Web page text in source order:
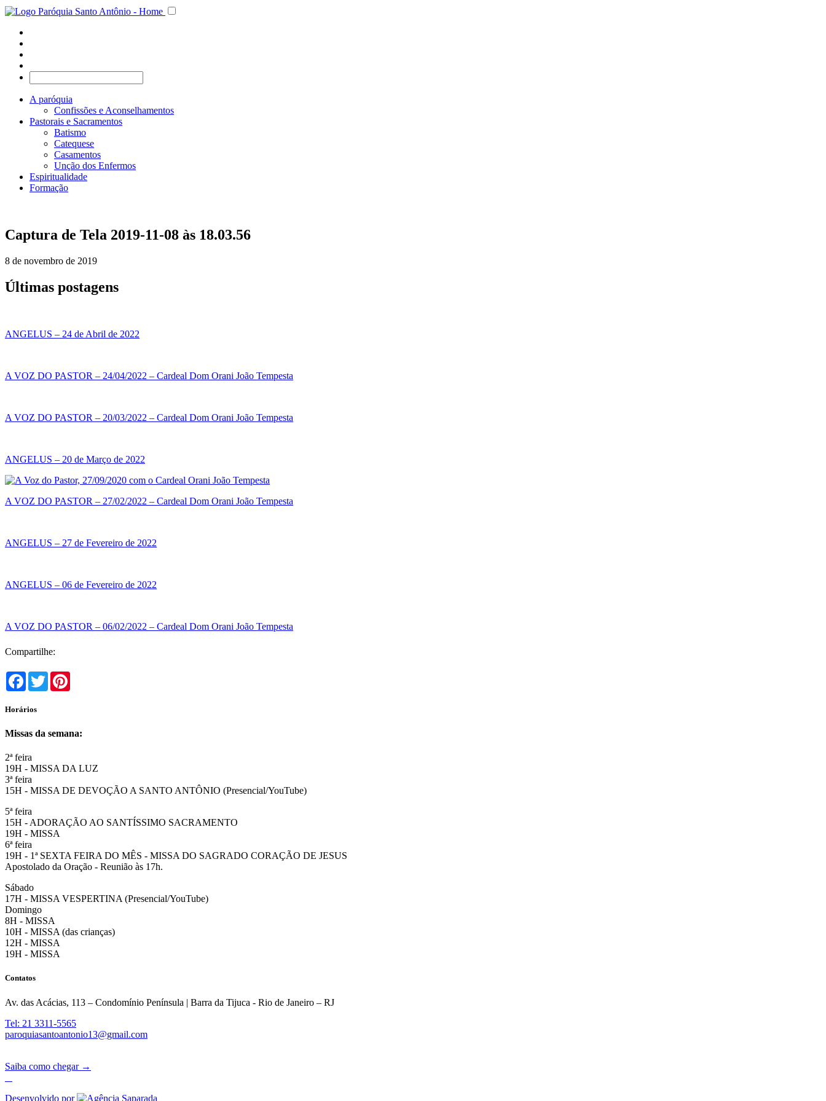
A paróquia
Confissões e Aconselhamentos
Pastorais e Sacramentos
Batismo
Catequese
Casamentos
Unção dos Enfermos
Espiritualidade
Formação
Captura de Tela 2019-11-08 às 18.03.56
8 de novembro de 2019
Últimas postagens
ANGELUS – 24 de Abril de 2022
A VOZ DO PASTOR – 24/04/2022 – Cardeal Dom Orani João Tempesta
A VOZ DO PASTOR – 20/03/2022 – Cardeal Dom Orani João Tempesta
ANGELUS – 20 de Março de 2022
A VOZ DO PASTOR – 27/02/2022 – Cardeal Dom Orani João Tempesta
ANGELUS – 27 de Fevereiro de 2022
ANGELUS – 06 de Fevereiro de 2022
A VOZ DO PASTOR – 06/02/2022 – Cardeal Dom Orani João Tempesta
Compartilhe:
Facebook
Twitter
Horários
Missas da semana:
2ª feira
19H - MISSA DA LUZ
3ª feira
15H - MISSA DE DEVOÇÃO A SANTO ANTÔNIO (Presencial/YouTube)
5ª feira
15H - ADORAÇÃO AO SANTÍSSIMO SACRAMENTO
19H - MISSA
6ª feira
19H - 1ª SEXTA FEIRA DO MÊS - MISSA DO SAGRADO CORAÇÃO DE JESUS
Apostolado da Oração - Reunião às 17h.
Sábado
17H - MISSA VESPERTINA (Presencial/YouTube)
Domingo
8H - MISSA
10H - MISSA (das crianças)
12H - MISSA
19H - MISSA
Contatos
Av. das Acácias, 113 – Condomínio Península | Barra da Tijuca - Rio de Janeiro – RJ
Tel: 21 3311-5565
paroquiasantoantonio13@gmail.com
Saiba como chegar →
Desenvolvido por